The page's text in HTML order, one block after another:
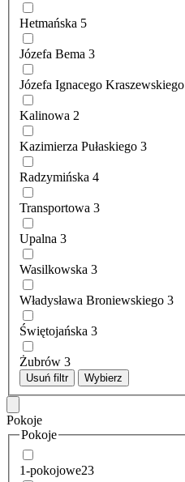
Hetmańska 5
Józefa Bema 3
Józefa Ignacego Kraszewskiego
Kalinowa 2
Kazimierza Pułaskiego 3
Radzymińska 4
Transportowa 3
Upalna 3
Wasilkowska 3
Władysława Broniewskiego 3
Świętojańska 3
Żubrów 3
Usuń filtr Wybierz
Pokoje
Pokoje
1-pokojowe23